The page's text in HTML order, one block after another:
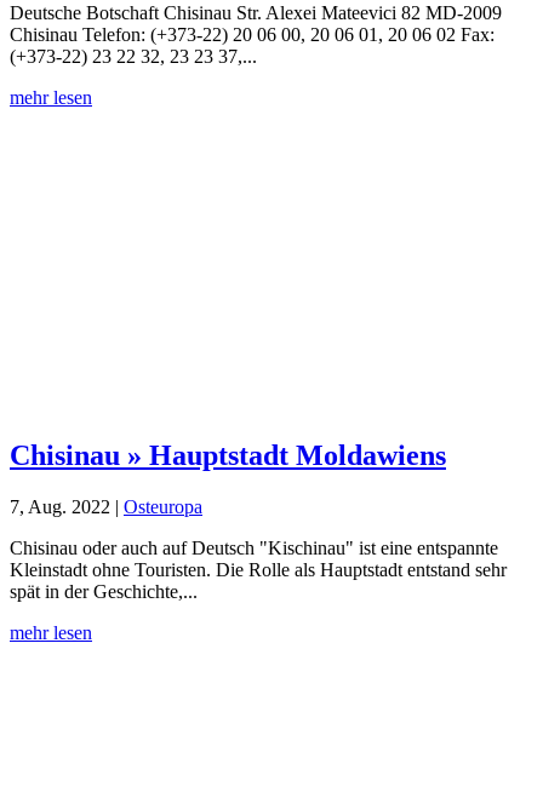
Deutsche Botschaft Chisinau Str. Alexei Mateevici 82 MD-2009
Chisinau Telefon: (+373-22) 20 06 00, 20 06 01, 20 06 02 Fax:
(+373-22) 23 22 32, 23 23 37,...
mehr lesen
Chisinau » Hauptstadt Moldawiens
7, Aug. 2022 | Osteuropa
Chisinau oder auch auf Deutsch "Kischinau" ist eine entspannte
Kleinstadt ohne Touristen. Die Rolle als Hauptstadt entstand sehr
spät in der Geschichte,...
mehr lesen